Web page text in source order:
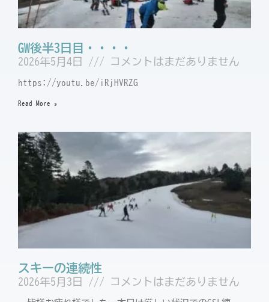
GW後半3日目・・・・
2026年5月4日 コメントはまだありません
https://youtu.be/iRjHVRZG
Read More »
スキーの連続性
2026年5月3日 コメントはまだありません